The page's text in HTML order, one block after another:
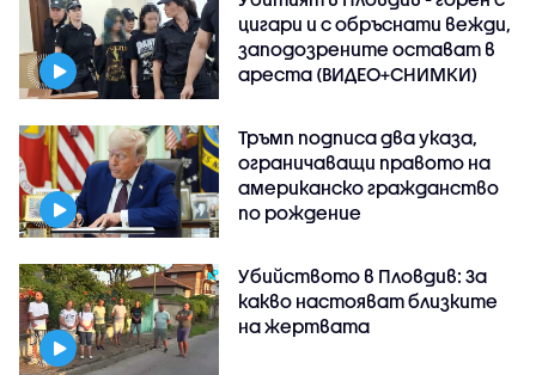
цигари и с обръснати вежди,
заподозрените остават в
ареста (ВИДЕО+СНИМКИ)
Тръмп подписа два указа,
ограничаващи правото на
американско гражданство
по рождение
Убийството в Пловдив: За
какво настояват близките
на жертвата